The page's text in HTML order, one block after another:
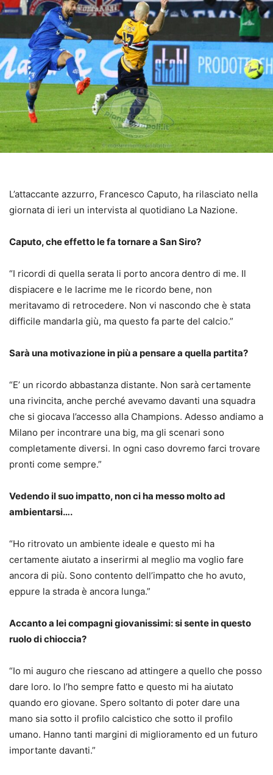
L’attaccante azzurro, Francesco Caputo, ha rilasciato nella
giornata di ieri un intervista al quotidiano La Nazione.
Caputo, che effetto le fa tornare a San Siro?
“I ricordi di quella serata li porto ancora dentro di me. Il
dispiacere e le lacrime me le ricordo bene, non
meritavamo di retrocedere. Non vi nascondo che è stata
difficile mandarla giù, ma questo fa parte del calcio.”
Sarà una motivazione in più a pensare a quella partita?
“E’ un ricordo abbastanza distante. Non sarà certamente
una rivincita, anche perché avevamo davanti una squadra
che si giocava l’accesso alla Champions. Adesso andiamo a
Milano per incontrare una big, ma gli scenari sono
completamente diversi. In ogni caso dovremo farci trovare
pronti come sempre.”
Vedendo il suo impatto, non ci ha messo molto ad
ambientarsi….
“Ho ritrovato un ambiente ideale e questo mi ha
certamente aiutato a inserirmi al meglio ma voglio fare
ancora di più. Sono contento dell’impatto che ho avuto,
eppure la strada è ancora lunga.”
Accanto a lei compagni giovanissimi: si sente in questo
ruolo di chioccia?
“Io mi auguro che riescano ad attingere a quello che posso
dare loro. Io l’ho sempre fatto e questo mi ha aiutato
quando ero giovane. Spero soltanto di poter dare una
mano sia sotto il profilo calcistico che sotto il profilo
umano. Hanno tanti margini di miglioramento ed un futuro
importante davanti.”